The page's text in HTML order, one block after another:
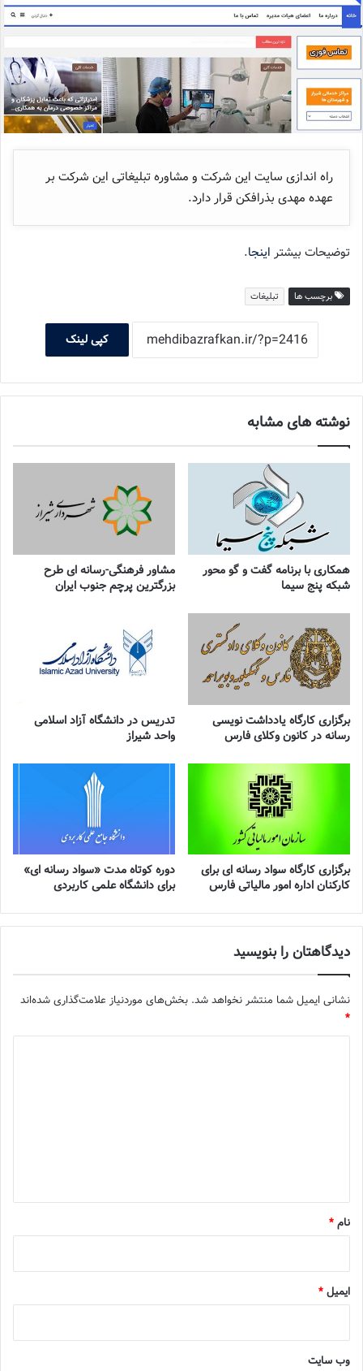
راه اندازی سایت این شرکت و مشاوره تبلیغاتی این شرکت بر
عهده مهدی بذرافکن قرار دارد.
توضیحات بیشتر اینجا.
برچسب ها تبلیغات
کپی لینک
نوشته های مشابه
همکاری با برنامه گفت و گو محور
شبکه پنج سیما
مشاور فرهنگی-رسانه ای طرح
بزرگترین پرچم جنوب ایران
برگزاری کارگاه یادداشت نویسی
رسانه در کانون وکلای فارس
تدریس در دانشگاه آزاد اسلامی
واحد شیراز
برگزاری کارگاه سواد رسانه ای برای
کارکنان اداره امور مالیاتی فارس
دوره کوتاه مدت «سواد رسانه ای»
برای دانشگاه علمی کاربردی
دیدگاهتان را بنویسید
نشانی ایمیل شما منتشر نخواهد شد. بخش‌های موردنیاز علامت‌گذاری شده‌اند
*
نام*
ایمیل*
وب‌ سایت